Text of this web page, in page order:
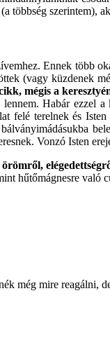
többség szerintem),
Ennek több
(vagy küzdenek
mégis a
Habár ezzel
felé terelnek és
Vonzó Isten
hűtőmágnesre
még mire reagálni,